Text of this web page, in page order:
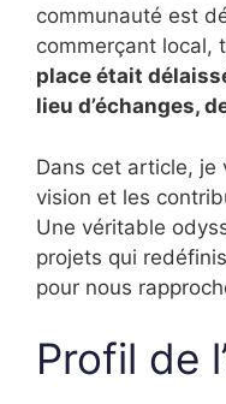
communauté est
commerçant local,
place était
lieu d’échanges,
Dans cet article, je
vision et les
Une véritable
projets qui
pour nous
Profil de